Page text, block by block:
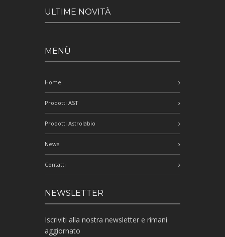
ULTIME NOVITÀ
MENÙ
Home
Prodotti AST
Prodotti Astrolabio
News
Contatti
NEWSLETTER
Iscriviti alla nostra newsletter e rimani
aggiornato